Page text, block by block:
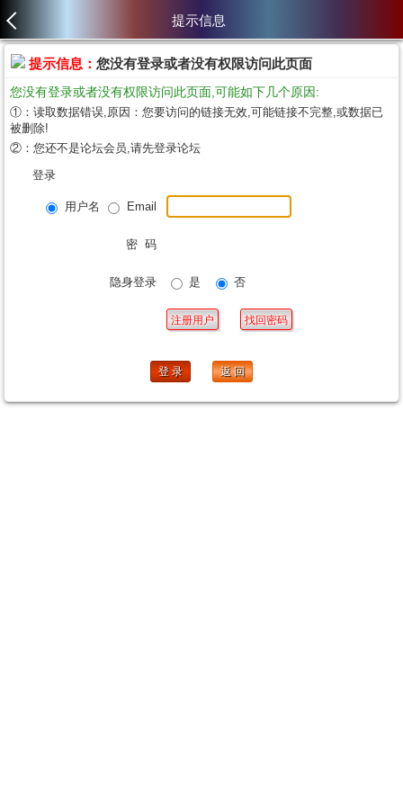
提示信息
提示信息： 您没有登录或者没有权限访问此页面
您没有登录或者没有权限访问此页面,可能如下几个原因:
①：读取数据错误,原因：您要访问的链接无效,可能链接不完整,或数据已
被删除!
②：您还不是论坛会员,请先登录论坛
登录
用户名 Email
密 码
隐身登录 是 否